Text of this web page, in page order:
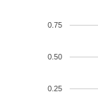
0.25
0.50
0.75